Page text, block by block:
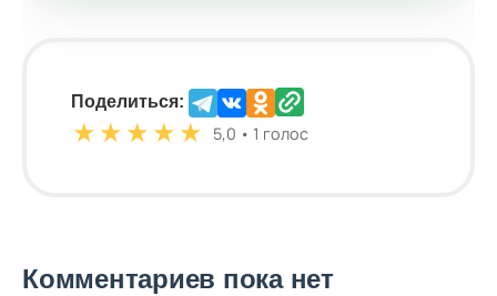
Поделиться:
★ ★ ★ ★ ★ 5,0 • 1 голос
Комментариев пока нет